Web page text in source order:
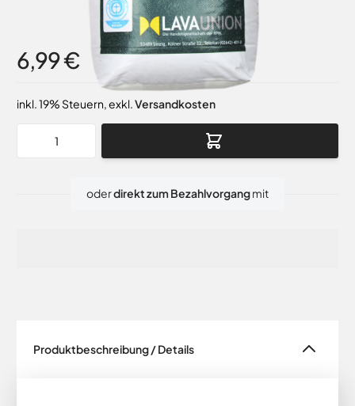
6,99 €
inkl. 19% Steuern,exkl.Versandkosten
oderdirekt zum Bezahlvorgangmit
Produktbeschreibung / Details